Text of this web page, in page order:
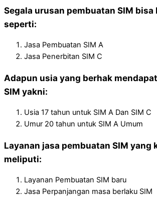
Segala urusan pembuatan SIM bisa
seperti:
Jasa Pembuatan SIM A
Jasa Penerbitan SIM C
Adapun usia yang berhak
SIM yakni:
Usia 17 tahun untuk SIM A Dan SIM C
Umur 20 tahun untuk SIM A Umum
Layanan jasa pembuatan SIM yang
meliputi:
Layanan Pembuatan SIM baru
Jasa Perpanjangan masa berlaku SIM